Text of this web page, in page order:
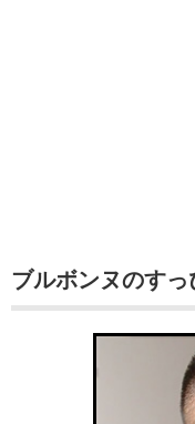
ブルボンヌのすっ